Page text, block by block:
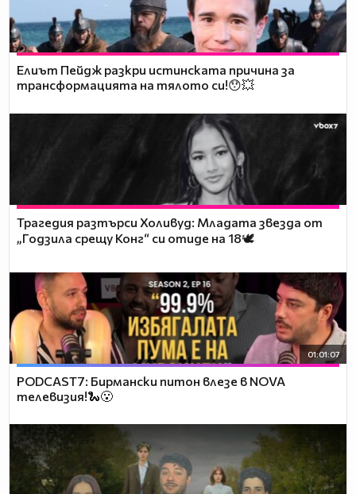
Елиът Пейдж разкри истинската причина за
трансформацията на тялото си!😯💥
Трагедия разтърси Холивуд: Младата звезда от
„Годзила срещу Конг“ си отиде на 18🕊️
01:01:07
PODCAST7: Бирмански питон влезе в NOVA
телевизия!🐍😮